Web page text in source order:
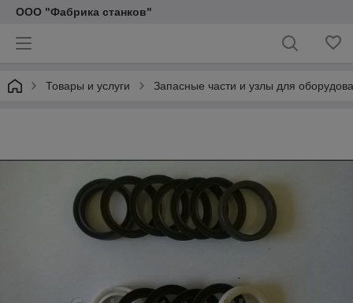
ООО "Фабрика станков"
Товары и услуги Запасные части и узлы для